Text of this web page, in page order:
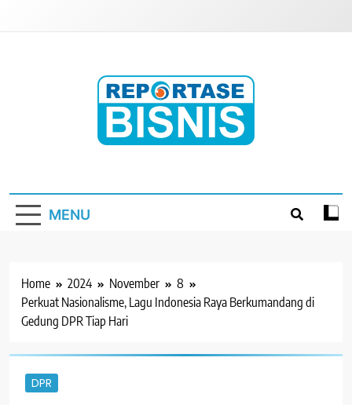
MENU
Home 2024 November
8
Perkuat Nasionalisme, Lagu Indonesia Raya Berkumandang di
Gedung DPR Tiap Hari
DPR